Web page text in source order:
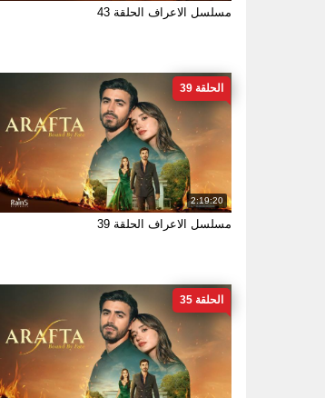
مسلسل الاعراف الحلقة 43
2:19:20
الحلقة 39
مسلسل الاعراف الحلقة 39
الحلقة 35